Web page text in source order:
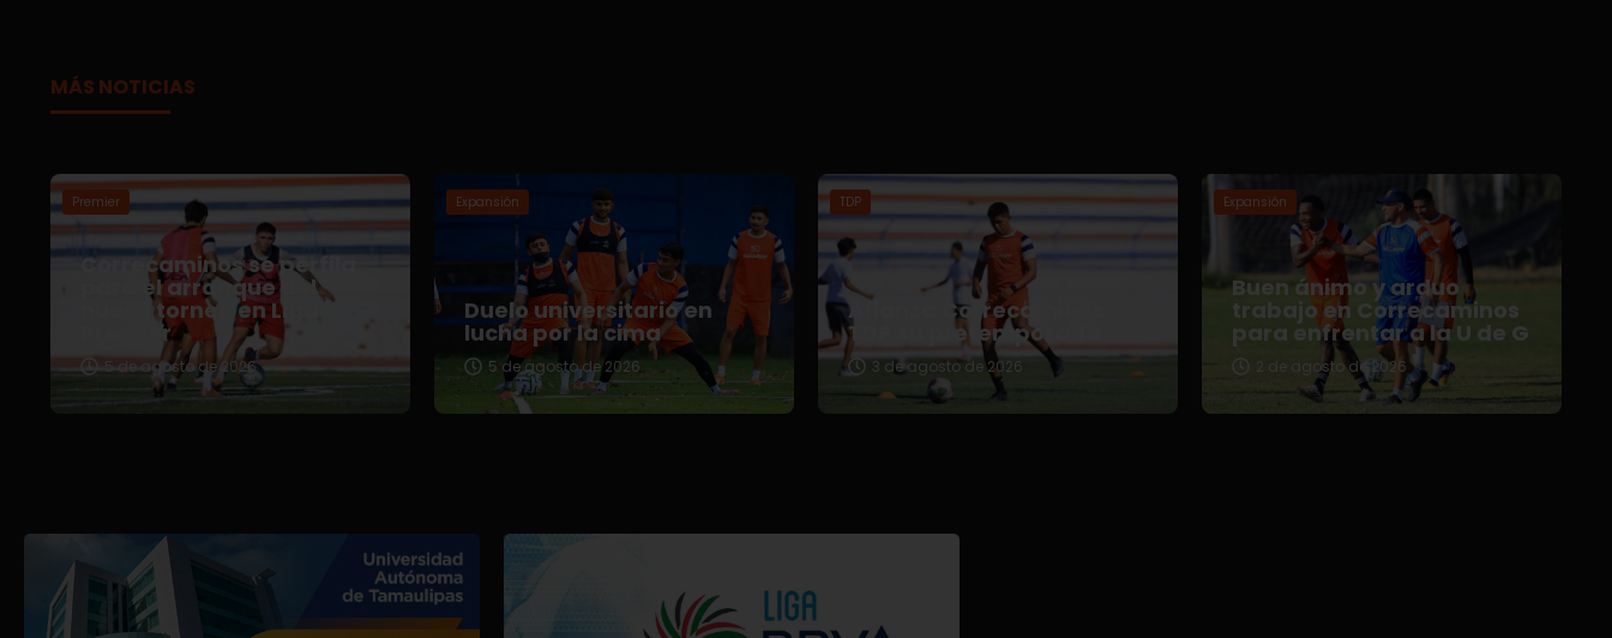
MÁS NOTICIAS
Premier
Correcaminos se perfila
para el arranque del
nuevo torneo en Liga
Premier
5 de agosto de 2026
Expansión
Duelo universitario en
lucha por la cima
5 de agosto de 2026
TDP
Afianza Correcaminos
TDP su pretemporada
3 de agosto de 2026
Expansión
Buen ánimo y arduo
trabajo en Correcaminos
para enfrentar a la U de G
2 de agosto de 2026